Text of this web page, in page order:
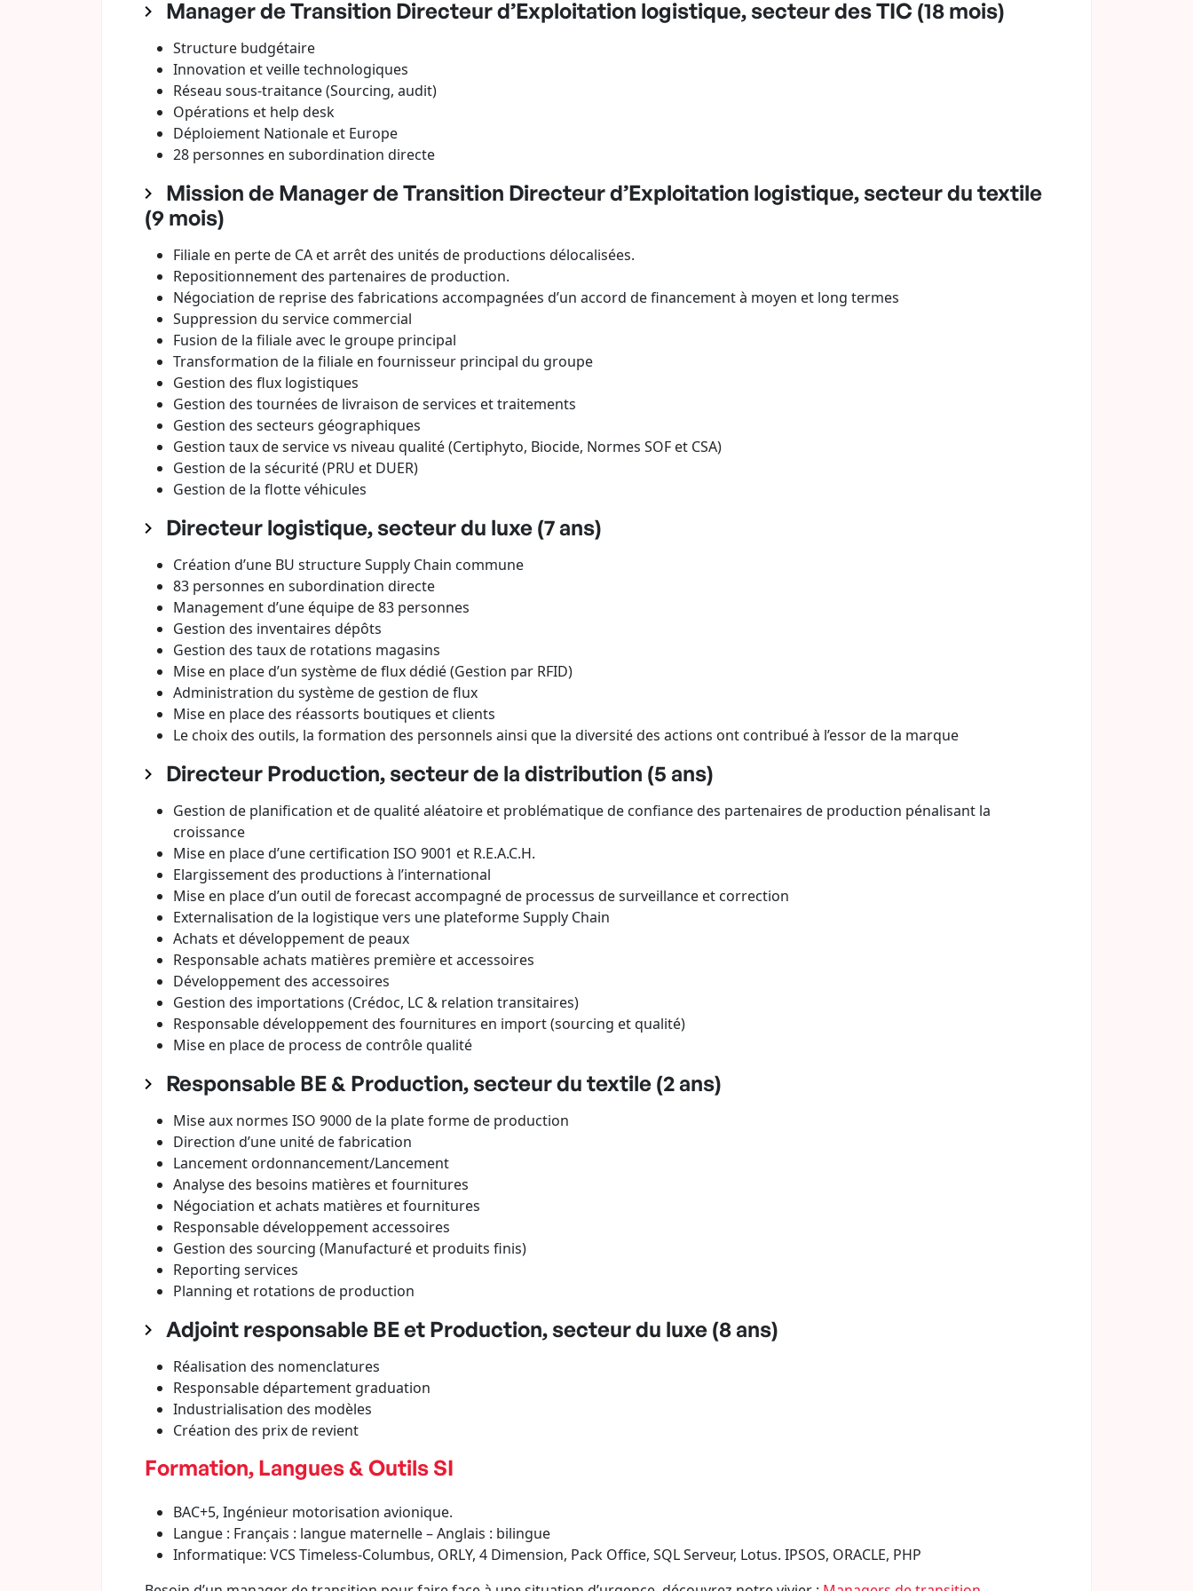
Manager de Transition Directeur d’Exploitation logistique, secteur des TIC (18 mois)
Structure budgétaire
Innovation et veille technologiques
Réseau sous-traitance (Sourcing, audit)
Opérations et help desk
Déploiement Nationale et Europe
28 personnes en subordination directe
Mission de Manager de Transition Directeur d’Exploitation logistique, secteur du textile
(9 mois)
Filiale en perte de CA et arrêt des unités de productions délocalisées.
Repositionnement des partenaires de production.
Négociation de reprise des fabrications accompagnées d’un accord de financement à moyen et long termes
Suppression du service commercial
Fusion de la filiale avec le groupe principal
Transformation de la filiale en fournisseur principal du groupe
Gestion des flux logistiques
Gestion des tournées de livraison de services et traitements
Gestion des secteurs géographiques
Gestion taux de service vs niveau qualité (Certiphyto, Biocide, Normes SOF et CSA)
Gestion de la sécurité (PRU et DUER)
Gestion de la flotte véhicules
Directeur logistique, secteur du luxe (7 ans)
Création d’une BU structure Supply Chain commune
83 personnes en subordination directe
Management d’une équipe de 83 personnes
Gestion des inventaires dépôts
Gestion des taux de rotations magasins
Mise en place d’un système de flux dédié (Gestion par RFID)
Administration du système de gestion de flux
Mise en place des réassorts boutiques et clients
Le choix des outils, la formation des personnels ainsi que la diversité des actions ont contribué à l’essor de la marque
Directeur Production, secteur de la distribution (5 ans)
Gestion de planification et de qualité aléatoire et problématique de confiance des partenaires de production pénalisant la
croissance
Mise en place d’une certification ISO 9001 et R.E.A.C.H.
Elargissement des productions à l’international
Mise en place d’un outil de forecast accompagné de processus de surveillance et correction
Externalisation de la logistique vers une plateforme Supply Chain
Achats et développement de peaux
Responsable achats matières première et accessoires
Développement des accessoires
Gestion des importations (Crédoc, LC & relation transitaires)
Responsable développement des fournitures en import (sourcing et qualité)
Mise en place de process de contrôle qualité
Responsable BE & Production, secteur du textile (2 ans)
Mise aux normes ISO 9000 de la plate forme de production
Direction d’une unité de fabrication
Lancement ordonnancement/Lancement
Analyse des besoins matières et fournitures
Négociation et achats matières et fournitures
Responsable développement accessoires
Gestion des sourcing (Manufacturé et produits finis)
Reporting services
Planning et rotations de production
Adjoint responsable BE et Production, secteur du luxe (8 ans)
Réalisation des nomenclatures
Responsable département graduation
Industrialisation des modèles
Création des prix de revient
Formation, Langues & Outils SI
BAC+5, Ingénieur motorisation avionique.
Langue : Français : langue maternelle – Anglais : bilingue
Informatique: VCS Timeless-Columbus, ORLY, 4 Dimension, Pack Office, SQL Serveur, Lotus. IPSOS, ORACLE, PHP